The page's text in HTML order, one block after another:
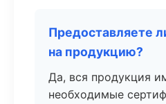
Предоставляете
на продукцию?
Да, вся продукция
необходимые